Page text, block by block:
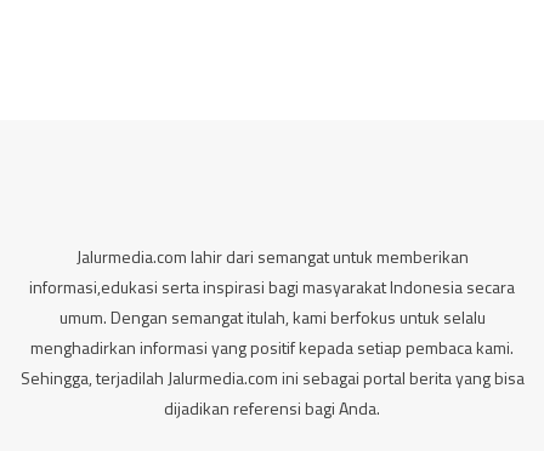
Jalurmedia.com lahir dari semangat untuk memberikan
informasi,edukasi serta inspirasi bagi masyarakat Indonesia secara
umum. Dengan semangat itulah, kami berfokus untuk selalu
menghadirkan informasi yang positif kepada setiap pembaca kami.
Sehingga, terjadilah Jalurmedia.com ini sebagai portal berita yang bisa
dijadikan referensi bagi Anda.